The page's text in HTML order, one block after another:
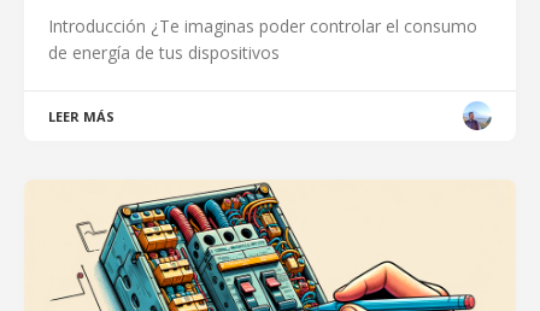
Introducción ¿Te imaginas poder controlar el consumo
de energía de tus dispositivos
LEER MÁS